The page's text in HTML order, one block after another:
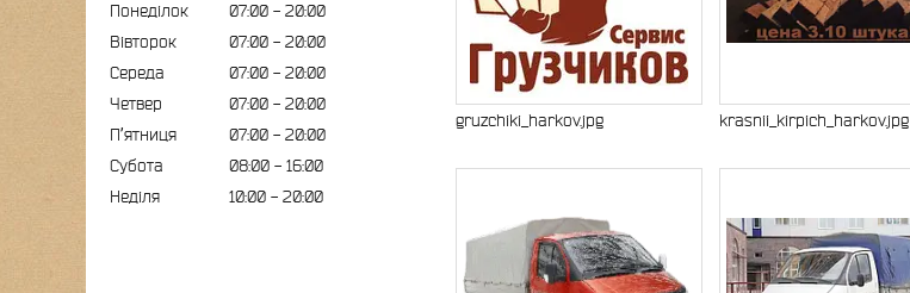
gruzchiki_harkov.jpg krasnii_kirpich_harkov.jpg
Понеділок 07:00
20:00
Вівторок
07:00
20:00
Середа
07:00
20:00
Четвер
07:00
20:00
Пʼятниця
07:00
20:00
Субота
08:00
16:00
Неділя
10:00 20:00